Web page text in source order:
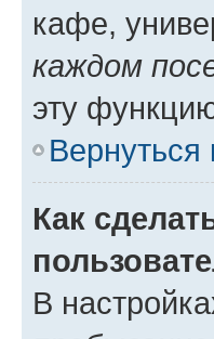
кафе,
каждом
эту
Вернуться
Как
В